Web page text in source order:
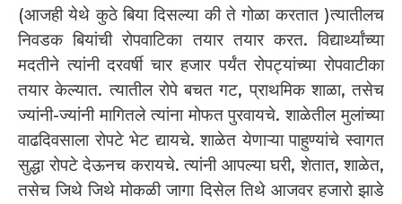
(आजही येथे कुठे बिया दिसल्या की ते गोळा करतात )त्यातीलच
निवडक बियांची रोपवाटिका तयार तयार करत. विद्यार्थ्यांच्या
मदतीने त्यांनी दरवर्षी चार हजार पर्यंत रोपट्यांच्या रोपवाटीका
तयार केल्यात. त्यातील रोपे बचत गट, प्राथमिक शाळा, तसेच
ज्यांनी-ज्यांनी मागितले त्यांना मोफत पुरवायचे. शाळेतील मुलांच्या
वाढदिवसाला रोपटे भेट द्यायचे. शाळेत येणाऱ्या पाहुण्यांचे स्वागत
सुद्धा रोपटे देऊनच करायचे. त्यांनी आपल्या घरी, शेतात, शाळेत,
तसेच जिथे जिथे मोकळी जागा दिसेल तिथे आजवर हजारो झाडे